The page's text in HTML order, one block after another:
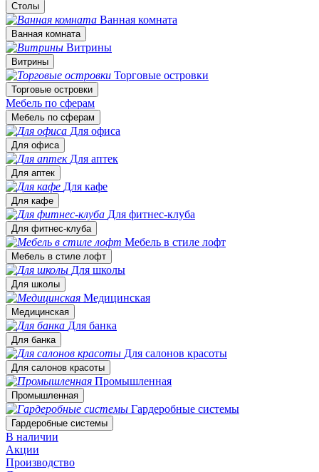
Столы
Ванная комната
Ванная комната
Витрины
Витрины
Торговые островки
Торговые островки
Мебель по сферам
Мебель по сферам
Для офиса
Для офиса
Для аптек
Для аптек
Для кафе
Для кафе
Для фитнес-клуба
Для фитнес-клуба
Мебель в стиле лофт
Мебель в стиле лофт
Для школы
Для школы
Медицинская
Медицинская
Для банка
Для банка
Для салонов красоты
Для салонов красоты
Промышленная
Промышленная
Гардеробные системы
Гардеробные системы
В наличии
Акции
Производство